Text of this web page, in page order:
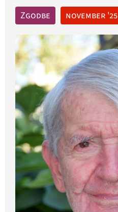
Zgodbe november '25